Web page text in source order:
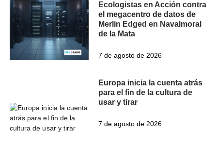
Ecologistas en Acción contra
el megacentro de datos de
Merlin Edged en Navalmoral
de la Mata
7 de agosto de 2026
Europa inicia la cuenta atrás
para el fin de la cultura de
usar y tirar
7 de agosto de 2026